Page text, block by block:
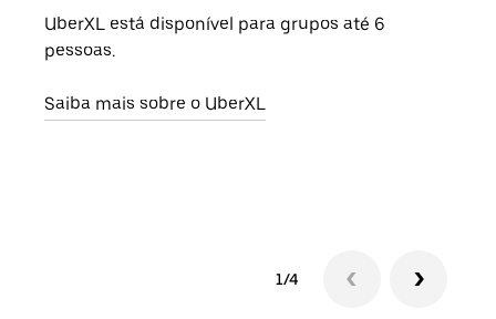
UberXL está disponível para grupos até 6
pessoas.
Saiba mais sobre o UberXL
1/4